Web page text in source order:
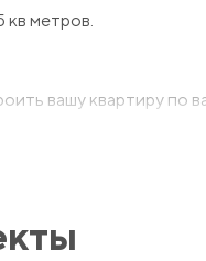
кв метров.
вашу квартиру по
кто хочет жить в